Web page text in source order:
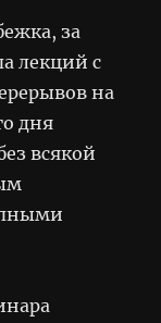
за
лекций с
на
дня
всякой